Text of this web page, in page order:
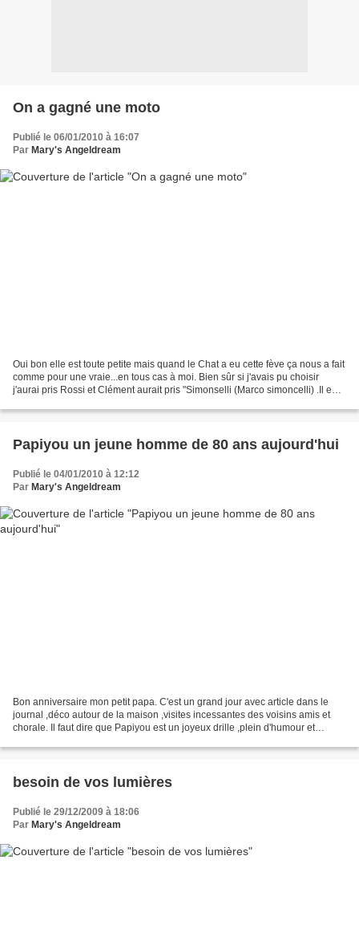
On a gagné une moto
Publié le 06/01/2010 à 16:07
Par Mary's Angeldream
Oui bon elle est toute petite mais quand le Chat a eu cette fève ça nous a fait
comme pour une vraie...en tous cas à moi. Bien sûr si j'avais pu choisir
j'aurai pris Rossi et Clément aurait pris "Simonselli (Marco simoncelli) .Il en
Papiyou un jeune homme de 80 ans aujourd'hui
Publié le 04/01/2010 à 12:12
Par Mary's Angeldream
Bon anniversaire mon petit papa. C'est un grand jour avec article dans le
journal ,déco autour de la maison ,visites incessantes des voisins amis et
chorale. Il faut dire que Papiyou est un joyeux drille ,plein d'humour et
besoin de vos lumières
Publié le 29/12/2009 à 18:06
Par Mary's Angeldream